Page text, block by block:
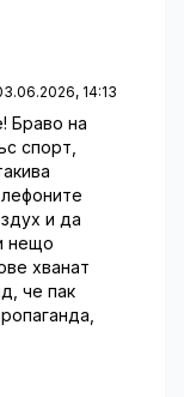
14:13
Браво на
спорт,
и да
нещо
хванат
че пак